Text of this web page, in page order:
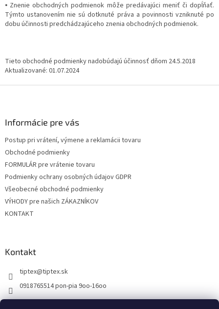
⦁ Znenie obchodných podmienok môže predávajúci meniť či dopĺňať.
Týmto ustanovením nie sú dotknuté práva a povinnosti vzniknuté po
dobu účinnosti predchádzajúceho znenia obchodných podmienok.
Tieto obchodné podmienky nadobúdajú účinnosť dňom 24.5.2018
Aktualizované: 01.07.2024
Informácie pre vás
Postup pri vrátení, výmene a reklamácii tovaru
Obchodné podmienky
FORMULÁR pre vrátenie tovaru
Podmienky ochrany osobných údajov GDPR
Všeobecné obchodné podmienky
VÝHODY pre našich ZÁKAZNÍKOV
KONTAKT
Kontakt
tiptex@tiptex.sk
0918765514 pon-pia 9oo-16oo